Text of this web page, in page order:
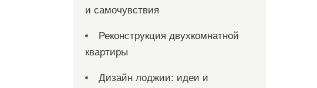
и самочувствия
Реконструкция двухкомнатной
квартиры
Дизайн лоджии: идеи и